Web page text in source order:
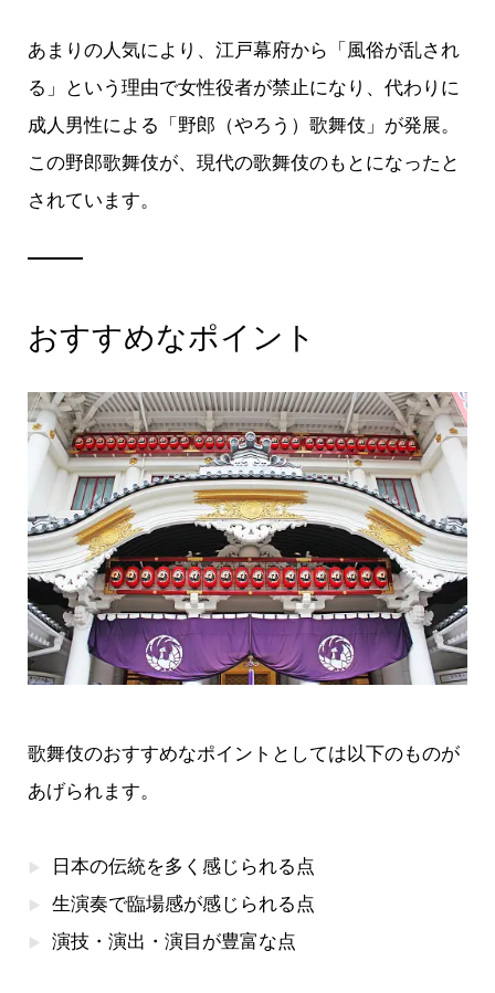
あまりの人気により、江戸幕府から「風俗が乱され
る」という理由で女性役者が禁止になり、代わりに
成人男性による「野郎（やろう）歌舞伎」が発展。
この野郎歌舞伎が、現代の歌舞伎のもとになったと
されています。
おすすめなポイント
歌舞伎のおすすめなポイントとしては以下のものが
あげられます。
日本の伝統を多く感じられる点
生演奏で臨場感が感じられる点
演技・演出・演目が豊富な点